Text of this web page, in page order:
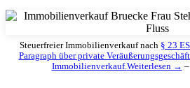
Steuerfreier Immobilienverkauf nach § 23
Paragraph über private
Immobilienverkauf.Weiterlesen →